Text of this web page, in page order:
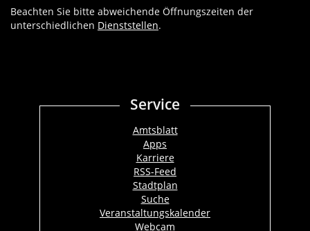
Beachten Sie bitte abweichende Öffnungszeiten der
unterschiedlichen Dienststellen.
Service
Amtsblatt
Apps
Karriere
RSS-Feed
Stadtplan
Suche
Veranstaltungskalender
Webcam